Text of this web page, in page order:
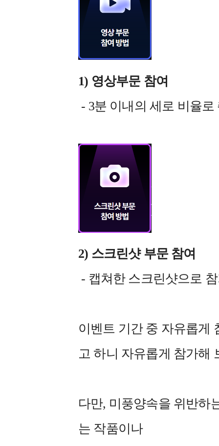
1) 영상부문 참여
- 3분 이내의 세로 비율
2) 스크린샷 부문 참여
- 캡쳐한 스크린샷으로
이벤트 기간 중 자유롭게
고 하니 자유롭게 참가해
다만, 미풍양속을 위반하
는 작품이나